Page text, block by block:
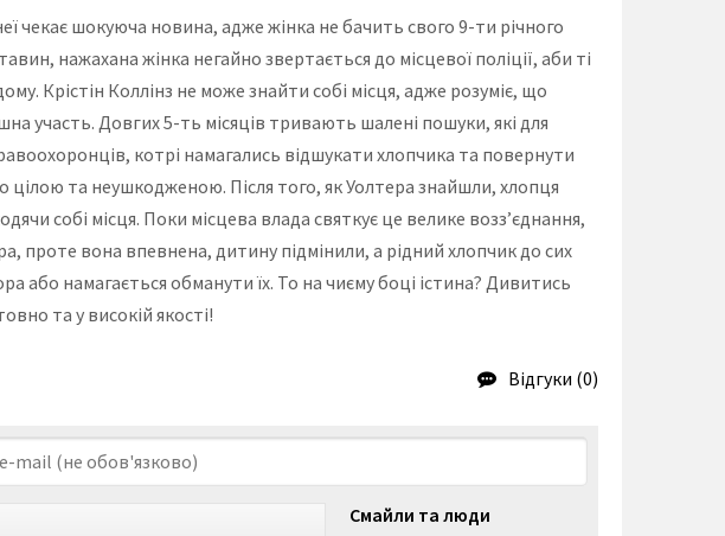
чекає шокуюча новина, адже жінка не бачить свого 9-ти річного
нажахана жінка негайно звертається до місцевої поліції, аби ті
Крістін Коллінз не може знайти собі місця, адже розуміє, що
участь. Довгих 5-ть місяців тривають шалені пошуки, які для
котрі намагались відшукати хлопчика та повернути
та неушкодженою. Після того, як Уолтера знайшли, хлопця
собі місця. Поки місцева влада святкує це велике возз’єднання,
проте вона впевнена, дитину підмінили, а рідний хлопчик до сих
або намагається обманути їх. То на чиєму боці істина? Дивитись
та у високій якості!
Відгуки (0)
Смайли та люди